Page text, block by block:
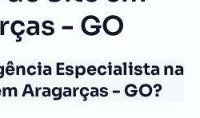
- GO
Especialista na
Aragarças - GO?